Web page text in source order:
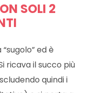
SOLI 2
ed è
ricava il succo più
quindi i